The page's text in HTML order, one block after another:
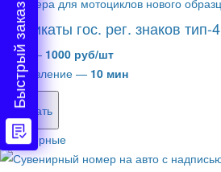
Дубликаты гос. рег. знаков тип-4
Цена — 1000 руб/шт
Изготовление — 10 мин
Заказать
Сувенирные
Быстрый заказ